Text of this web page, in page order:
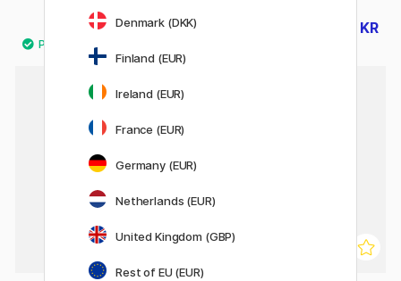
48 KR
60 KR 48 KR
Denmark (DKK)
Finland (EUR)
Ireland (EUR)
France (EUR)
Germany (EUR)
Netherlands (EUR)
United Kingdom (GBP)
Rest of EU (EUR)